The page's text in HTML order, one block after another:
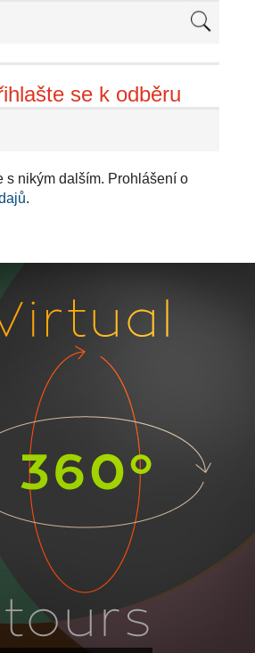
se k odběru
s nikým dalším. Prohlášení o
.